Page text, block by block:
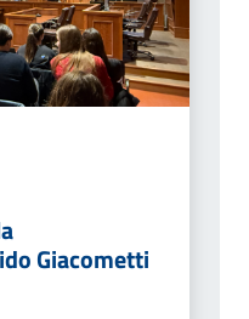
Giacometti